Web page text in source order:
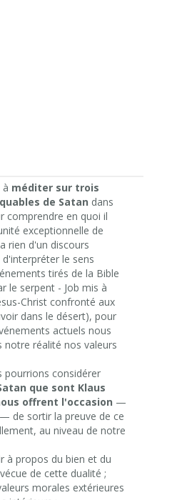
méditer sur trois
de Satan dans
comprendre en quoi il
exceptionnelle de
rien d'un discours
le sens
tirés de la Bible
le serpent - Job mis à
Christ confronté aux
dans le désert), pour
actuels nous
notre réalité nos valeurs
pourrions considérer
que sont Klaus
offrent l'occasion —
de sortir la preuve de ce
au niveau de notre
à propos du bien et du
de cette dualité ;
morales extérieures